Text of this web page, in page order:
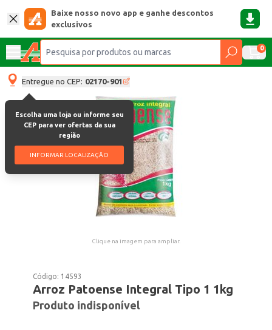
Baixe nosso novo app e ganhe descontos
exclusivos
0
Entregue no CEP: 02170-901
Escolha uma loja ou informe seu
CEP para ver ofertas da sua
região
INFORMAR LOCALIZAÇÃO
Clique na imagem para ampliar.
Código: 14593
Arroz Patoense Integral Tipo 1 1kg
Produto indisponível